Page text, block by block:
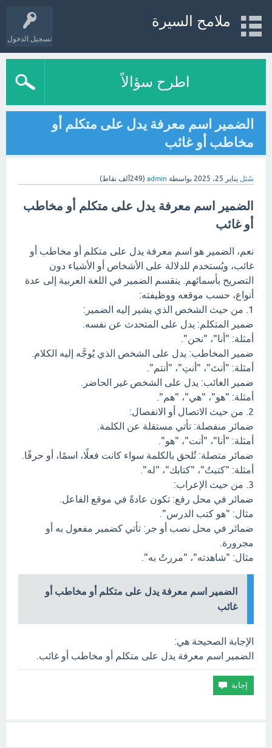
تسجيل الدخول
ملامح السيرة
اطرح سؤالاً
الضمير اسم معرفة يدل على متكلم أو
مخاطب أو غائب
سُئل يناير 25، 2025 بواسطة admin
(249ألف نقاط)
الضمير اسم معرفة يدل على متكلم أو مخاطب
أو غائب
نعم، الضمير هو اسم معرفة يدل على متكلم أو مخاطب أو
غائب، ويُستخدم للدلالة على الأشخاص أو الأشياء دون
التصريح بأسمائهم. ينقسم الضمير في اللغة العربية إلى عدة
أنواع، حسب موقعه ووظيفته:
1. من حيث الشخص الذي يشير إليه الضمير:
ضمير المتكلم: يدل على المتحدث عن نفسه.
أمثلة: "أنا"، "نحن".
ضمير المخاطب: يدل على الشخص الذي يُوجَّه إليه الكلام.
أمثلة: "أنتَ"، "أنتِ"، "أنتم".
ضمير الغائب: يدل على الشخص غير الحاضر.
أمثلة: "هو"، "هي"، "هم".
2. من حيث الاتصال أو الانفصال:
ضمائر منفصلة: تأتي مستقلة عن الكلمة.
أمثلة: "أنا"، "أنت"، "هو".
ضمائر متصلة: تُلحق بالكلمة سواء كانت فعلًا، اسمًا، أو حرفًا.
أمثلة: "كتبتُ"، "كتابك"، "له".
3. من حيث الإعراب:
ضمائر في محل رفع: تكون عادةً في موقع الفاعل.
مثال: "هو كتب الدرس".
ضمائر في محل نصب أو جر: تأتي كضمير مفعول به أو
مجرورة.
مثال: "شاهدته"، "مررتُ به".
الضمير اسم معرفة يدل على متكلم أو مخاطب أو
غائب
الإجابة الصحيحة هي:
الضمير اسم معرفة يدل على متكلم أو مخاطب أو غائب.